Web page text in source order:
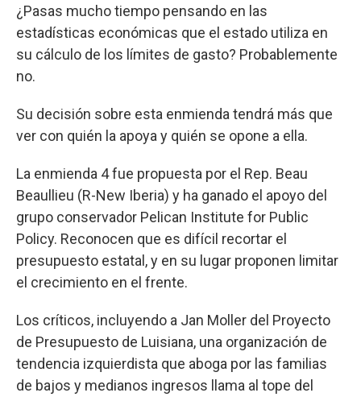
¿Pasas mucho tiempo pensando en las
estadísticas económicas que el estado utiliza en
su cálculo de los límites de gasto? Probablemente
no.
Su decisión sobre esta enmienda tendrá más que
ver con quién la apoya y quién se opone a ella.
La enmienda 4 fue propuesta por el Rep. Beau
Beaullieu (R-New Iberia) y ha ganado el apoyo del
grupo conservador Pelican Institute for Public
Policy. Reconocen que es difícil recortar el
presupuesto estatal, y en su lugar proponen limitar
el crecimiento en el frente.
Los críticos, incluyendo a Jan Moller del Proyecto
de Presupuesto de Luisiana, una organización de
tendencia izquierdista que aboga por las familias
de bajos y medianos ingresos llama al tope del